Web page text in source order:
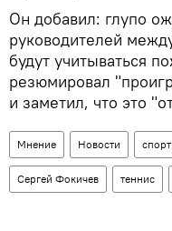
Он добавил: глупо
руководителей
будут учитываться
резюмировал
и заметил, что это
Мнение Новости спорт
Сергей Фокичев теннис